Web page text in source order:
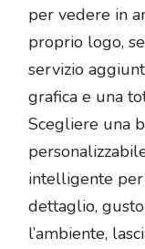
per vedere in
proprio logo,
servizio
grafica e una
Scegliere una
intelligente
dettaglio,
l’ambiente,